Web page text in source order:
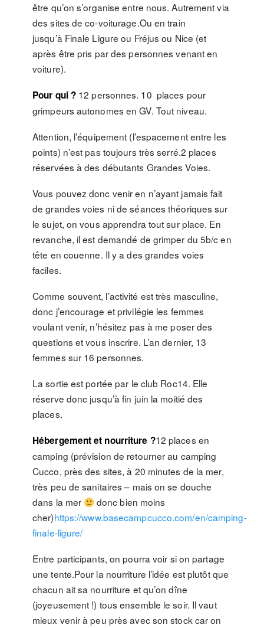
être qu’on s’organise entre nous. Autrement via
des sites de co-voiturage.Ou en train
jusqu’à Finale Ligure ou Fréjus ou Nice (et
après être pris par des personnes venant en
voiture).
Pour qui ? 12 personnes. 10 places pour
grimpeurs autonomes en GV. Tout niveau.
Attention, l’équipement (l’espacement entre les
points) n’est pas toujours très serré.2 places
réservées à des débutants Grandes Voies.
Vous pouvez donc venir en n’ayant jamais fait
de grandes voies ni de séances théoriques sur
le sujet, on vous apprendra tout sur place. En
revanche, il est demandé de grimper du 5b/c en
tête en couenne. Il y a des grandes voies
faciles.
Comme souvent, l’activité est très masculine,
donc j’encourage et privilégie les femmes
voulant venir, n’hésitez pas à me poser des
questions et vous inscrire. L’an dernier, 13
femmes sur 16 personnes.
La sortie est portée par le club Roc14. Elle
réserve donc jusqu’à fin juin la moitié des
places.
Hébergement et nourriture ?12 places en
camping (prévision de retourner au camping
Cucco, près des sites, à 20 minutes de la mer,
très peu de sanitaires – mais on se douche
dans la mer
donc bien moins
cher)https://www.basecampcucco.com/en/camping-
finale-ligure/
Entre participants, on pourra voir si on partage
une tente.Pour la nourriture l’idée est plutôt que
chacun ait sa nourriture et qu’on dîne
(joyeusement !) tous ensemble le soir. Il vaut
mieux venir à peu près avec son stock car on